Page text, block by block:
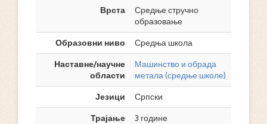
Врста
Средње стручно
образовање
Образовни ниво
Средња школа
Наставне/научне
области
Машинство и обрада
метала (средње школе)
Језици
Српски
Трајање
3 године